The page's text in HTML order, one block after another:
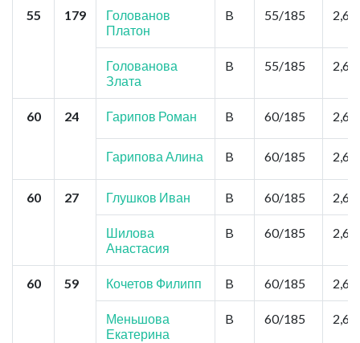
55 179
Голованов
Платон
B 55/185 2,6
Голованова
Злата
B 55/185 2,6
60 24 Гарипов Роман B 60/185 2,6
Гарипова Алина B 60/185 2,6
60 27 Глушков Иван B 60/185 2,6
Шилова
Анастасия
B 60/185 2,6
60 59 Кочетов Филипп B 60/185 2,6
Меньшова
Екатерина
B 60/185 2,6